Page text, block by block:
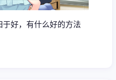
好，有什么好的方法